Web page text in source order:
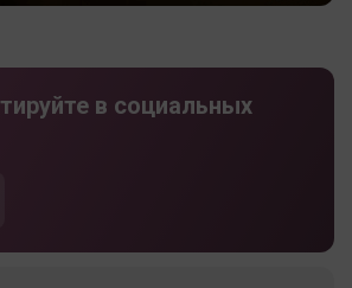
в социальных